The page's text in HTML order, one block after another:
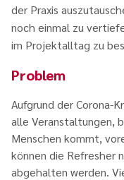
der Praxis
noch einmal zu
im Projektalltag zu
Problem
Aufgrund der Corona-
alle Veranstaltungen,
Menschen kommt,
können die Refresher
abgehalten werden.